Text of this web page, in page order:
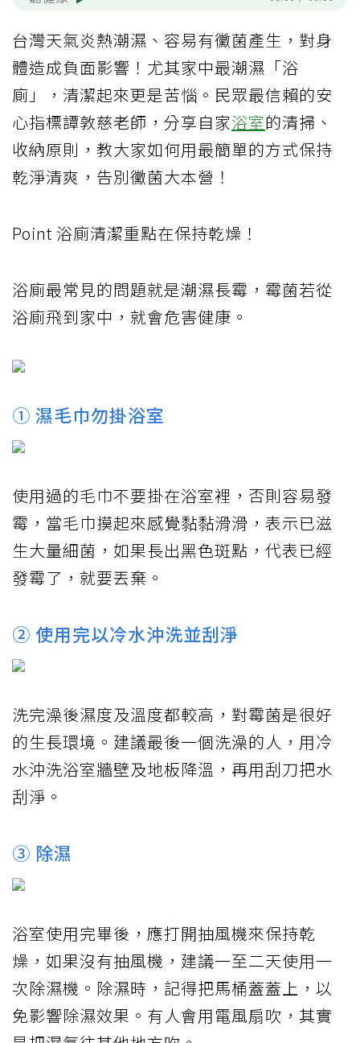
台灣天氣炎熱潮濕、容易有黴菌產生，對身
體造成負面影響！尤其家中最潮濕「浴
廁」，清潔起來更是苦惱。民眾最信賴的安
心指標譚敦慈老師，分享自家浴室的清掃、
收納原則，教大家如何用最簡單的方式保持
乾淨清爽，告別黴菌大本營！
Point 浴廁清潔重點在保持乾燥！
浴廁最常見的問題就是潮濕長霉，霉菌若從
浴廁飛到家中，就會危害健康。
① 濕毛巾勿掛浴室
使用過的毛巾不要掛在浴室裡，否則容易發
霉，當毛巾摸起來感覺黏黏滑滑，表示已滋
生大量細菌，如果長出黑色斑點，代表已經
發霉了，就要丟棄。
② 使用完以冷水沖洗並刮淨
洗完澡後濕度及溫度都較高，對霉菌是很好
的生長環境。建議最後一個洗澡的人，用冷
水沖洗浴室牆壁及地板降溫，再用刮刀把水
刮淨。
③ 除濕
浴室使用完畢後，應打開抽風機來保持乾
燥，如果沒有抽風機，建議一至二天使用一
次除濕機。除濕時，記得把馬桶蓋蓋上，以
免影響除濕效果。有人會用電風扇吹，其實